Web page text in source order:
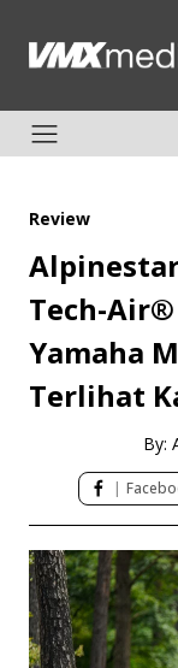
Review
Tech-Air®
Yamaha
Terlihat
By:
|